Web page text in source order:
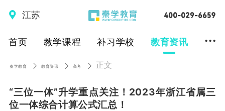
江苏
首页 教学课程 补习学校 教育资讯 ...
秦学教育 教育资讯 高考 正文
“三位一体”升学重点关注！2023年浙江省属三
位一体综合计算公式汇总！